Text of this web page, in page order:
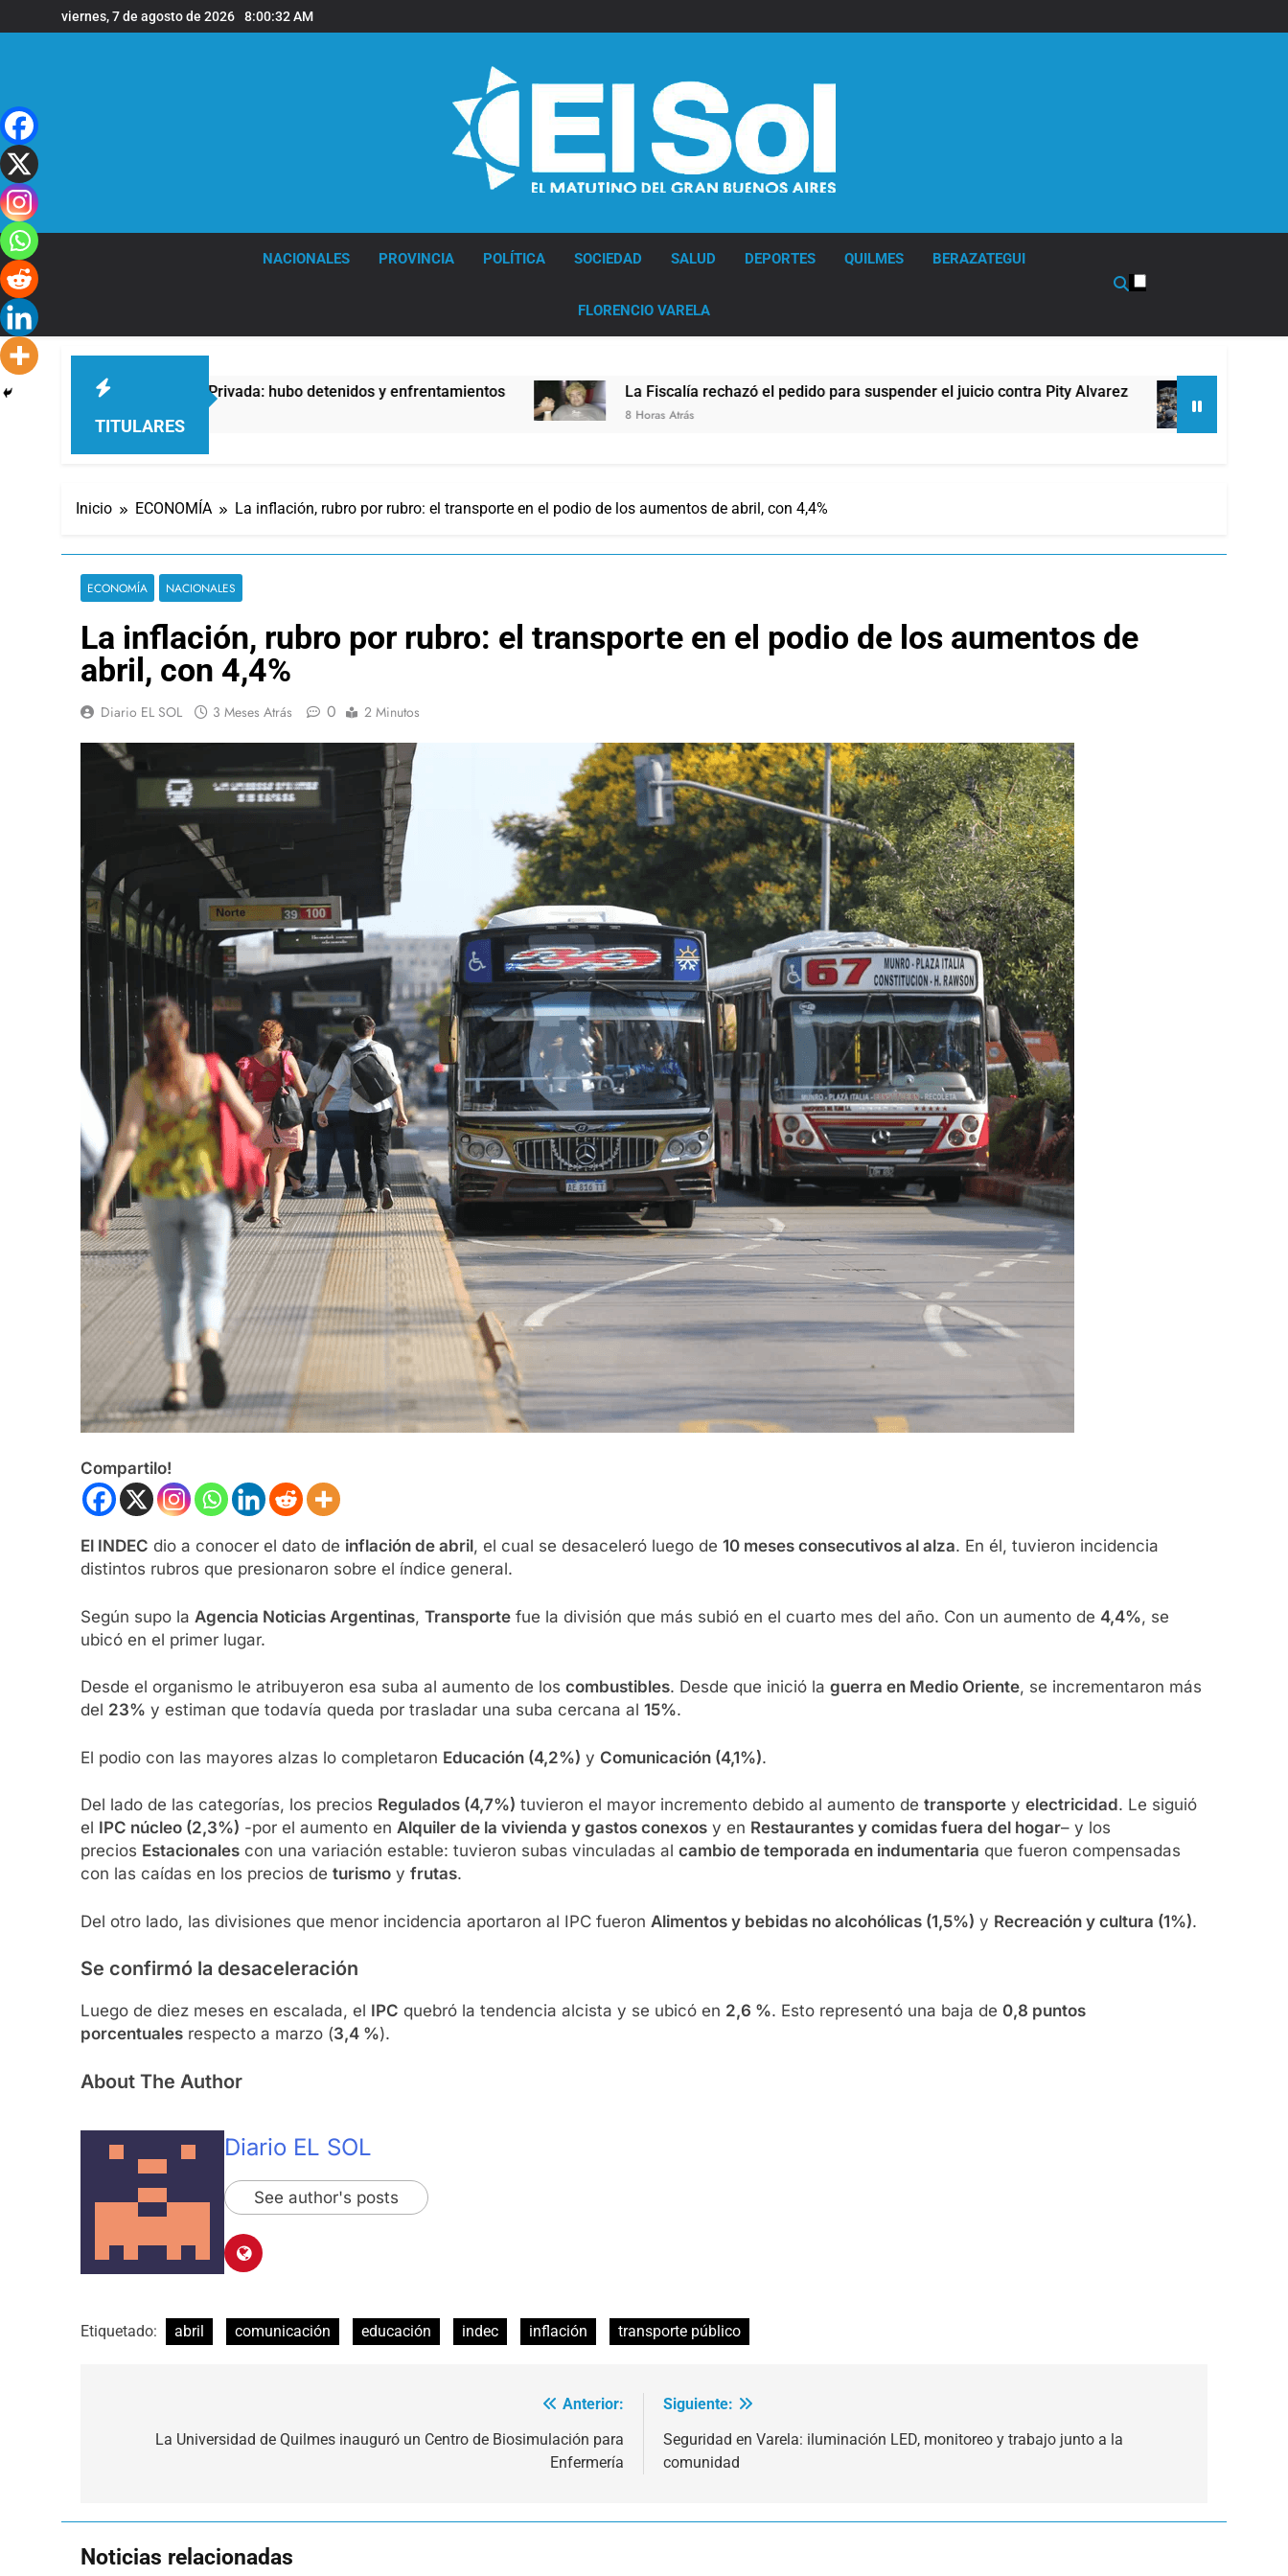
al
viernes, 7 de agosto de 2026 8:00:33 AM
NACIONALES PROVINCIA POLÍTICA SOCIEDAD SALUD DEPORTES QUILMES BERAZATEGUI
FLORENCIO VARELA
TITULARES
de Propiedad Privada: hubo detenidos y enfrentamientos La Fiscalía rechazó el pedido para suspender el juicio contra Pity Alvarez
8 Horas Atrás
67 barrios full LED
8 Horas Atrás
Inicio ECONOMÍA La inflación, rubro por rubro: el transporte en el podio de los aumentos de abril, con 4,4%
ECONOMÍA NACIONALES
La inflación, rubro por rubro: el transporte en el podio de los aumentos de
abril, con 4,4%
Diario EL SOL 3 Meses Atrás 0 2 Minutos
Compartilo!
El INDEC dio a conocer el dato de inflación de abril, el cual se desaceleró luego de 10 meses consecutivos al alza. En él, tuvieron incidencia
distintos rubros que presionaron sobre el índice general.
Según supo la Agencia Noticias Argentinas, Transporte fue la división que más subió en el cuarto mes del año. Con un aumento de 4,4%, se
ubicó en el primer lugar.
Desde el organismo le atribuyeron esa suba al aumento de los combustibles. Desde que inició la guerra en Medio Oriente, se incrementaron más
del 23% y estiman que todavía queda por trasladar una suba cercana al 15%.
El podio con las mayores alzas lo completaron Educación (4,2%) y Comunicación (4,1%).
Del lado de las categorías, los precios Regulados (4,7%) tuvieron el mayor incremento debido al aumento de transporte y electricidad. Le siguió
el IPC núcleo (2,3%) -por el aumento en Alquiler de la vivienda y gastos conexos y en Restaurantes y comidas fuera del hogar– y los
precios Estacionales con una variación estable: tuvieron subas vinculadas al cambio de temporada en indumentaria que fueron compensadas
con las caídas en los precios de turismo y frutas.
Del otro lado, las divisiones que menor incidencia aportaron al IPC fueron Alimentos y bebidas no alcohólicas (1,5%) y Recreación y cultura (1%).
Se confirmó la desaceleración
Luego de diez meses en escalada, el IPC quebró la tendencia alcista y se ubicó en 2,6 %. Esto representó una baja de 0,8 puntos
porcentuales respecto a marzo (3,4 %).
About The Author
Diario EL SOL
See author's posts
Etiquetado: abril comunicación educación indec inflación transporte público
Anterior:
La Universidad de Quilmes inauguró un Centro de Biosimulación para
Enfermería
Siguiente:
Seguridad en Varela: iluminación LED, monitoreo y trabajo junto a la
comunidad
Noticias relacionadas